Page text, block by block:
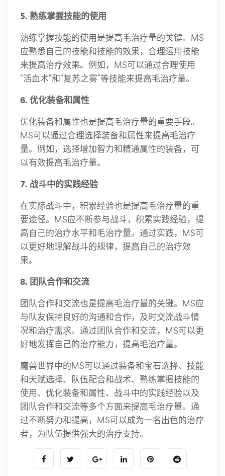
5. 熟练掌握技能的使用
熟练掌握技能的使用是提高毛治疗量的关键。MS
应熟悉自己的技能和技能的效果，合理运用技能
来提高治疗效果。例如，MS可以通过合理使用
“活血术”和“复苏之雾”等技能来提高毛治疗量。
6. 优化装备和属性
优化装备和属性也是提高毛治疗量的重要手段。
MS可以通过合理选择装备和属性来提高毛治疗
量。例如，选择增加智力和精通属性的装备，可
以有效提高毛治疗量。
7. 战斗中的实践经验
在实际战斗中，积累经验也是提高毛治疗量的重
要途径。MS应不断参与战斗，积累实践经验，提
高自己的治疗水平和毛治疗量。通过实践，MS可
以更好地理解战斗的规律，提高自己的治疗效
果。
8. 团队合作和交流
团队合作和交流也是提高毛治疗量的关键。MS应
与队友保持良好的沟通和合作，及时交流战斗情
况和治疗需求。通过团队合作和交流，MS可以更
好地发挥自己的治疗能力，提高毛治疗量。
魔兽世界中的MS可以通过装备和宝石选择、技能
和天赋选择、队伍配合和战术、熟练掌握技能的
使用、优化装备和属性、战斗中的实践经验以及
团队合作和交流等多个方面来提高毛治疗量。通
过不断努力和提高，MS可以成为一名出色的治疗
者，为队伍提供强大的治疗支持。